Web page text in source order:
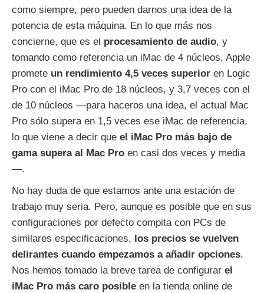
como siempre, pero pueden darnos una idea de la
potencia de esta máquina. En lo que más nos
concierne, que es el procesamiento de audio, y
tomando como referencia un iMac de 4 núcleos, Apple
promete un rendimiento 4,5 veces superior en Logic
Pro con el iMac Pro de 18 núcleos, y 3,7 veces con el
de 10 núcleos —para haceros una idea, el actual Mac
Pro sólo supera en 1,5 veces ese iMac de referencia,
lo que viene a decir que el iMac Pro más bajo de
gama supera al Mac Pro en casi dos veces y media
—.
No hay duda de que estamos ante una estación de
trabajo muy seria. Pero, aunque es posible que en sus
configuraciones por defecto compita con PCs de
similares especificaciones, los precios se vuelven
delirantes cuando empezamos a añadir opciones.
Nos hemos tomado la breve tarea de configurar el
iMac Pro más caro posible en la tienda online de